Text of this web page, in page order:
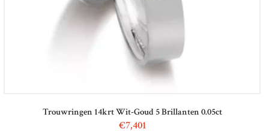
Trouwringen 14krt Wit-Goud 5 Brillanten 0.05ct
€7,401